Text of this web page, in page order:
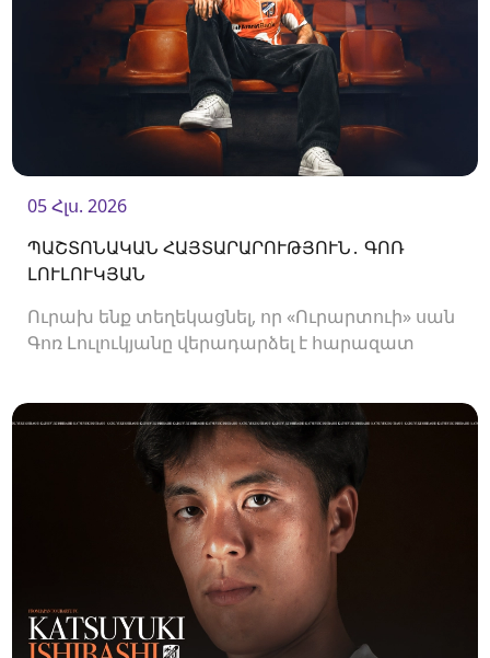
05 Հլս. 2026
ՊԱՇՏՈՆԱԿԱՆ ՀԱՅՏԱՐԱՐՈՒԹՅՈՒՆ․ ԳՈՌ
ԼՈՒԼՈՒԿՅԱՆ
Ուրախ ենք տեղեկացնել, որ «Ուրարտուի» սան
Գոռ Լուլուկյանը վերադարձել է հարազատ